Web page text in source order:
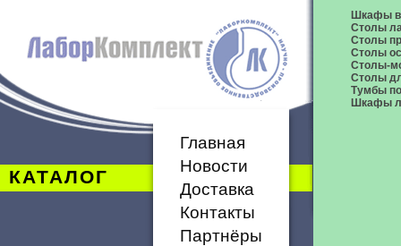
КАТАЛОГ
Главная
Новости
Доставка
Контакты
Партнёры
Шкафы
Столы
Столы
Столы
Столы-
Столы
Тумбы
Шкафы